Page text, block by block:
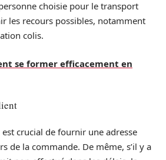
choisie pour le transport
les recours possibles, notamment
colis.
se former efficacement en
est crucial de fournir une adresse
de la commande. De même, s’il y a